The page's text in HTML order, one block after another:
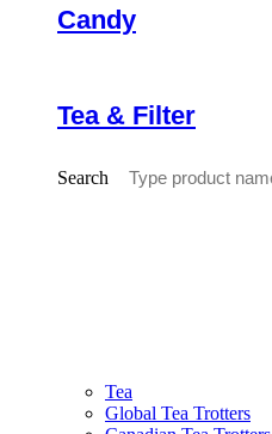
Candy
Tea & Filter
Search
Tea
Global Tea Trotters